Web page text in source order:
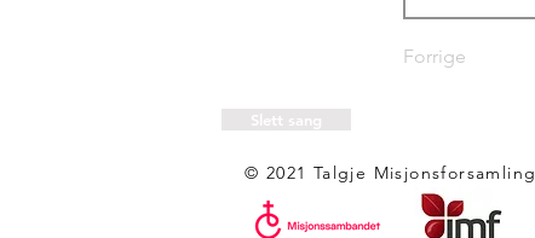
Forrige
Slett sang
© 2021 Talgje Misjonsforsamling